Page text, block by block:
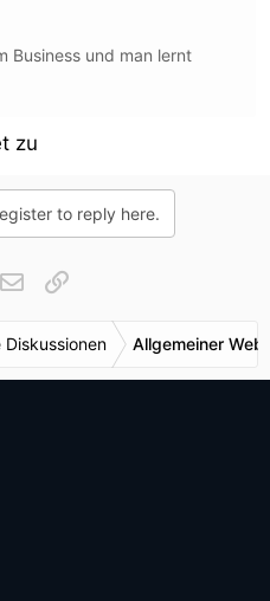
Business und man lernt
zu
to reply here.
E-Mail
Diskussionen Allgemeiner